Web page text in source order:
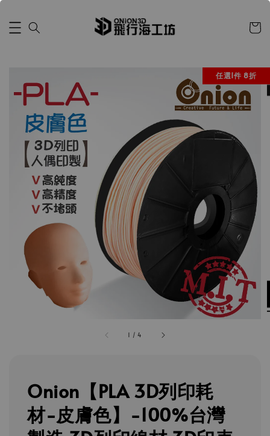
1 /4
任選1件 8折
Onion【PLA 3D列印耗
材-皮膚色】-100%台灣